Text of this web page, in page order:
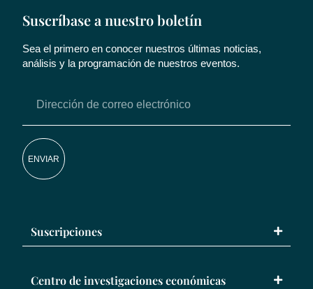
Suscríbase a nuestro boletín
Sea el primero en conocer nuestros últimas noticias,
análisis y la programación de nuestros eventos.
ENVIAR
Suscripciones
Centro de investigaciones económicas